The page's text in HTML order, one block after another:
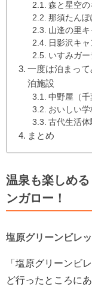
森と星空の
那須たんぽ
山逢の里キ
日影沢キ
いすみガー
一度は泊まっ
泊施設
中野屋（千
おいしい学
古代生活体
まとめ
温泉も楽しめ
ンガロー！
塩原グリーンビレッ
「塩原グリーンビ
ど行ったところに